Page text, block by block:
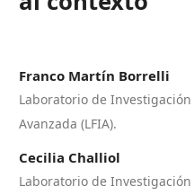
Franco Martín Borrelli
Laboratorio de
Avanzada (LFIA).
Cecilia Challiol
Laboratorio de